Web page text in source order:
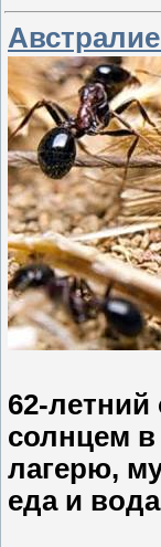
62-
солнцем в
лагерю,
еда и